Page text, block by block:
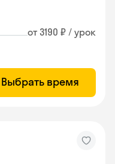
от 3190 ₽ / урок
Выбрать время